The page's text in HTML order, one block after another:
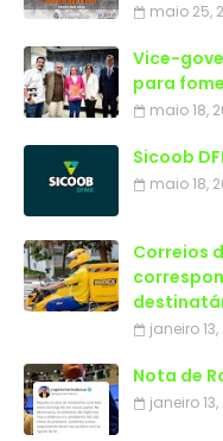
maio 25,
Vice-
para
maio 18,
Sicoob
maio 18,
Correios
janeiro 13,
Nota de
janeiro 13,